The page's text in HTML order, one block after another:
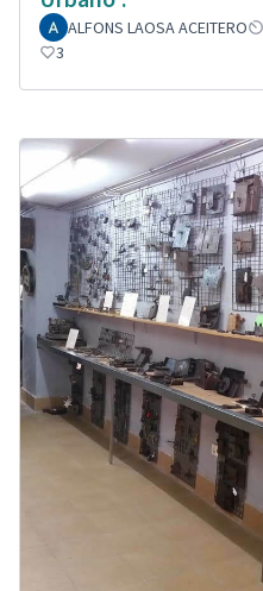
ALFONS LAOSA ACEITERO
3